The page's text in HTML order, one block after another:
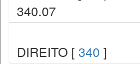
340.07
DIREITO [ 340 ]